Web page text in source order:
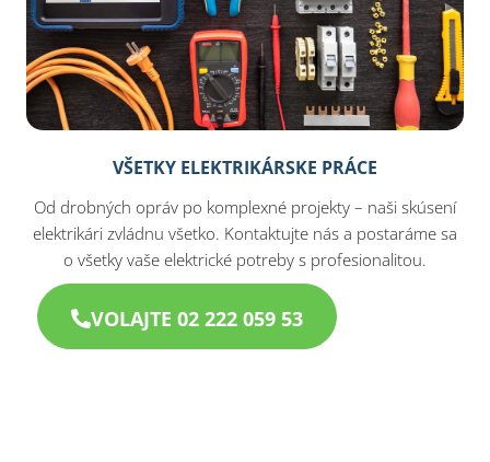
VŠETKY ELEKTRIKÁRSKE PRÁCE
Od drobných opráv po komplexné projekty – naši skúsení
elektrikári zvládnu všetko. Kontaktujte nás a postaráme sa
o všetky vaše elektrické potreby s profesionalitou.
VOLAJTE 02 222 059 53